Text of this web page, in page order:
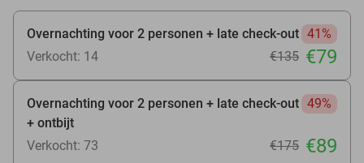
Overnachting voor 2 personen + late check-out 41%
Verkocht: 14
€135 €79
Overnachting voor 2 personen + late check-out
+ ontbijt
49%
Verkocht: 73 €175 €89